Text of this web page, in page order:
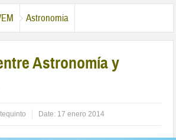
Astronomia
Astronomía y
Date: 17 enero 2014